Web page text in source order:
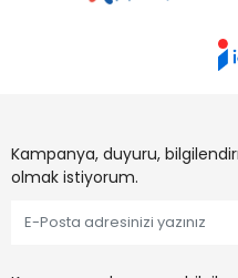
Kampanya, duyuru,
olmak istiyorum.